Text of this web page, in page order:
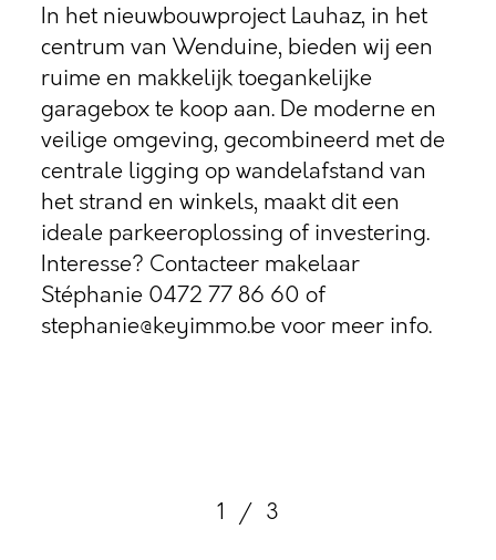
In het nieuwbouwproject Lauhaz, in het
centrum van Wenduine, bieden wij een
ruime en makkelijk toegankelijke
garagebox te koop aan. De moderne en
veilige omgeving, gecombineerd met de
centrale ligging op wandelafstand van
het strand en winkels, maakt dit een
ideale parkeeroplossing of investering.
Interesse? Contacteer makelaar
Stéphanie 0472 77 86 60 of
stephanie@keyimmo.be voor meer info.
1 / 3